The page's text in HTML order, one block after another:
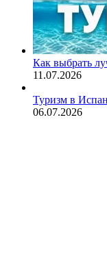
Как выбрать
11.07.2026
Туризм в
06.07.2026